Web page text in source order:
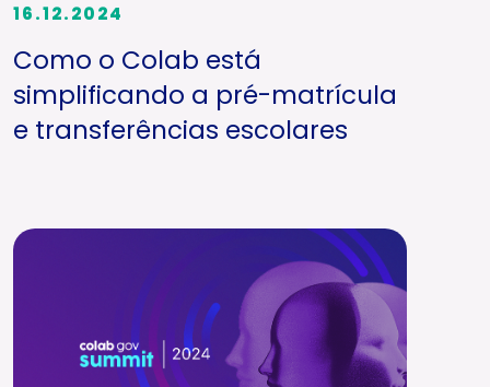
16.12.2024
Como o Colab está
simplificando a pré-matrícula
e transferências escolares